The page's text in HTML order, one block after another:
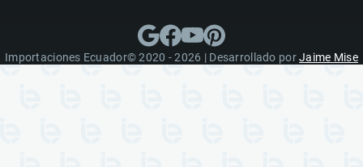
Importaciones Ecuador© 2020 - 2026 | Desarrollado porJaime Mise